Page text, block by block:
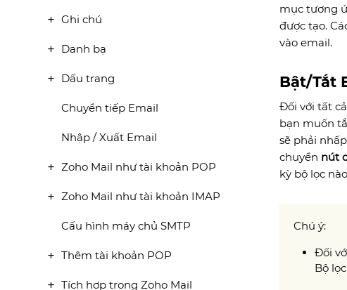
Ghi chú
Danh bạ
Dấu trang
Chuyển tiếp Email
Nhập / Xuất Email
Zoho Mail như tài khoản POP
Zoho Mail như tài khoản IMAP
Cấu hình máy chủ SMTP
Thêm tài khoản POP
Tích hợp trong Zoho Mail
mục tương
được tạo.
vào email.
Bật/Tắt
Đối với tất
bạn muốn
sẽ phải
chuyển nút
kỳ bộ lọc
Chú ý:
Đối
Bộ